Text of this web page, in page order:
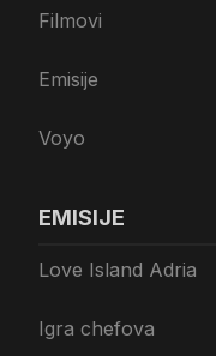
Filmovi
Emisije
Voyo
EMISIJE
Love Island Adria
Igra chefova